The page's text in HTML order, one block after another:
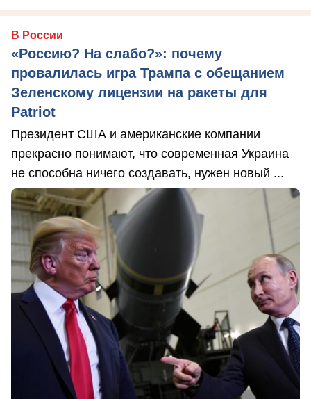
В России
«Россию? На слабо?»: почему
провалилась игра Трампа с обещанием
Зеленскому лицензии на ракеты для
Patriot
Президент США и американские компании
прекрасно понимают, что современная Украина
не способна ничего создавать, нужен новый ...